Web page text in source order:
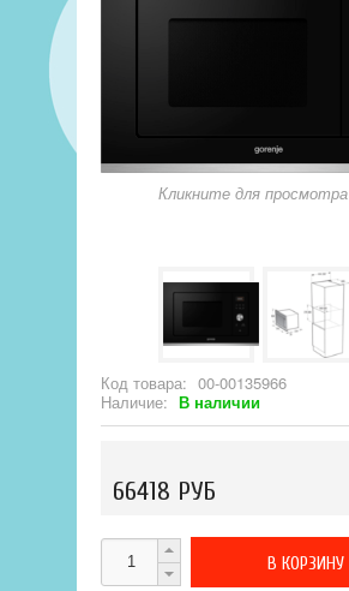
Кликните для просмотра
Код товара: 00-00135966
Наличие: В наличии
66418 РУБ